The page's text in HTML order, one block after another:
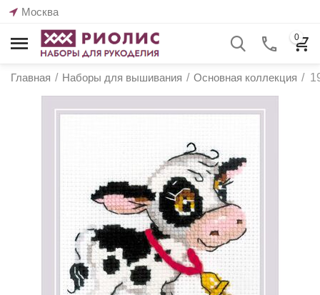
Москва
0
Главная / Наборы для вышивания / Основная коллекция /